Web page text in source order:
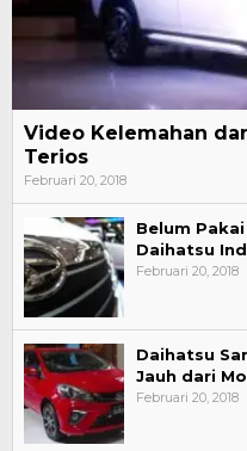
Video Kelemahan
Terios
Februari 20, 2018
Belum
Daihatsu
Februari 20, 2018
Daihatsu
Jauh dari
Februari 20, 2018